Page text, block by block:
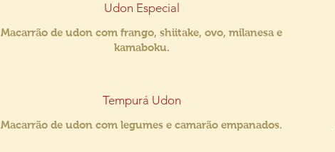
Udon Especial
Macarrão de udon com frango, shiitake, ovo, milanesa e
kamaboku.
Tempurá Udon
Macarrão de udon com legumes e camarão empanados.